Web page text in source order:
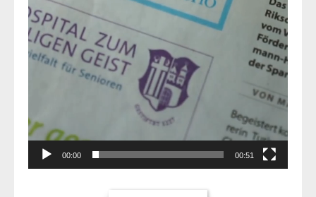
00:00 00:51